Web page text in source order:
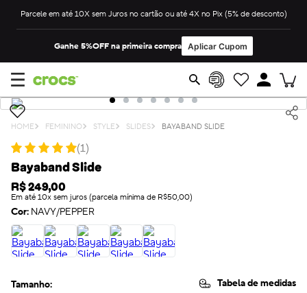
Parcele em até 10X sem Juros no cartão ou até 4X no Pix (5% de desconto)
Ganhe 5%OFF na primeira compra Aplicar Cupom
FEMININO STYLE SLIDES BAYABAND SLIDE
★★★★★
(1)
Bayaband Slide
R$249,00
Em até 10x sem juros (parcela mínima de R$50,00)
Cor: NAVY/PEPPER
Tamanho: Tabela de medidas